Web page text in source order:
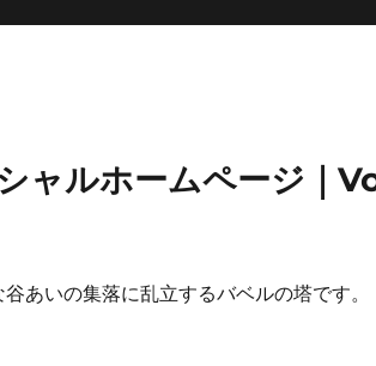
ャルホームページ｜
あいの集落に乱立するバベルの塔です。